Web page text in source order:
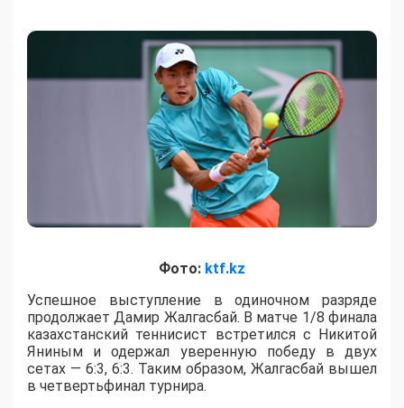
Фото: ktf.kz
Успешное выступление в одиночном разряде
продолжает Дамир Жалгасбай. В матче 1/8 финала
казахстанский теннисист встретился с Никитой
Яниным и одержал уверенную победу в двух
сетах — 6:3, 6:3. Таким образом, Жалгасбай вышел
в четвертьфинал турнира.